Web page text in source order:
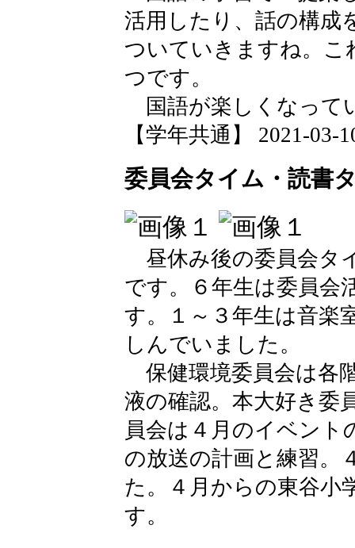
活用したり、話の構成
ついていきますね。こ
つです。
国語が楽しくなって
【学年共通】 2021-03-
委員会タイム・読書
昼休み後の委員会タ
です。６年生は委員会
す。１～３年生は音楽
しんでいました。
保健環境委員会は各
液の確認。本大好き委
員会は４月のイベント
の放送の計画と練習。
た。４月からの東谷小
す。